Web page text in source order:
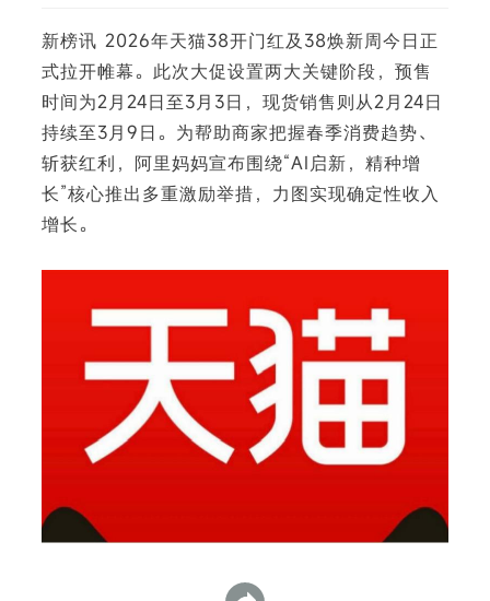
新榜讯 2026年天猫38开门红及38焕新周今日正
式拉开帷幕。此次大促设置两大关键阶段，预售
时间为2月24日至3月3日，现货销售则从2月24日
持续至3月9日。为帮助商家把握春季消费趋势、
斩获红利，阿里妈妈宣布围绕“AI启新，精种增
长”核心推出多重激励举措，力图实现确定性收入
增长。